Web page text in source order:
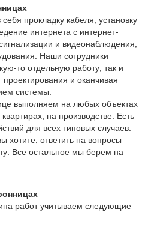
прокладку кабеля, установку
интернета с интернет-
и видеонаблюдения,
Наши сотрудники
то отдельную работу, так и
и оканчивая
системы.
выполняем на любых объектах
на производстве. Есть
для всех типовых случаев.
хотите, ответить на вопросы
Все остальное мы берем на
работ учитываем следующие